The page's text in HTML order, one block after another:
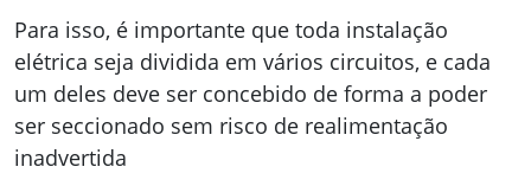
Para isso, é importante que toda instalação
elétrica seja dividida em vários circuitos, e cada
um deles deve ser concebido de forma a poder
ser seccionado sem risco de realimentação
inadvertida